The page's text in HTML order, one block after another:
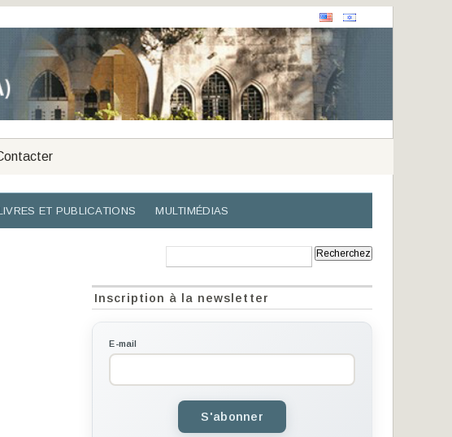
ET PUBLICATIONS MULTIMÉDIAS
Inscription à la newsletter
E-mail
S'abonner